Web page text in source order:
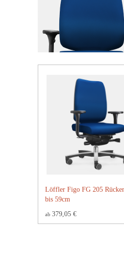
Löffler Figo FG 205
bis 59cm
ab 379,05 €